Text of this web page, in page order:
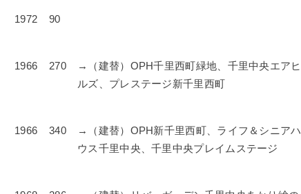
1972 90
1966 270
→（建替）OPH千里西町緑地、千里中央エアヒ
ルズ、プレステージ新千里西町
1966 340
→（建替）OPH新千里西町、ライフ＆シニアハ
ウス千里中央、千里中央プレイムステージ